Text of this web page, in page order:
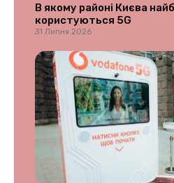
В якому районі Києва
користуються 5G
31 Липня 2026